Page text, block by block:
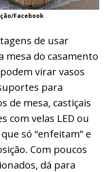
Facebook
de usar
mesa do casamento
virar vasos
para
de mesa, castiçais
com velas LED ou
só “enfeitam” e
Com poucos
dá para